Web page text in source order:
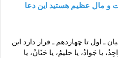
و مال عظیم هستید این دعا
ـ اول تا چهاردهم ـ قرار دارد این
یا جَوادُ، یا حلیمُ، یا حَنّانُ، یا